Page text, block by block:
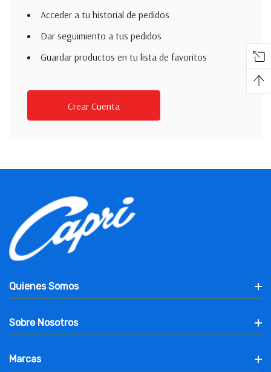
Acceder a tu historial de pedidos
Dar seguimiento a tus pedidos
Guardar productos en tu lista de favoritos
Crear Cuenta
Quienes Somos
Sobre Nosotros
Marcas